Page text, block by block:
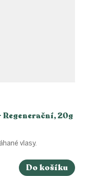
20g
Do košíku
vlasy.